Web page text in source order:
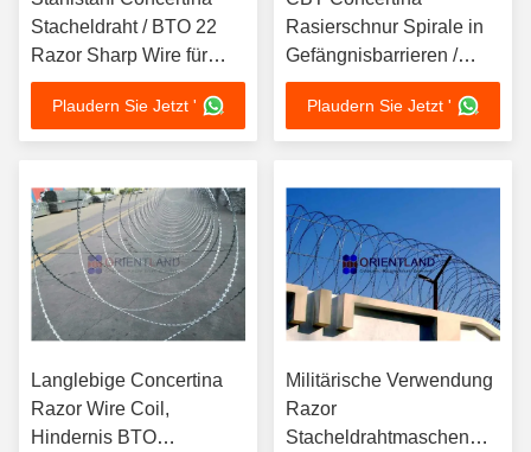
Stacheldraht / BTO 22
Razor Sharp Wire für
Regierungsgebäude
Plaudern Sie Jetzt '
Rasierschnur Spirale in
Gefängnisbarrieren /
Inhaftierungslagern
verwendet
Plaudern Sie Jetzt '
Langlebige Concertina
Razor Wire Coil,
Hindernis BTO
Militärische Verwendung
Razor
Stacheldrahtmaschen